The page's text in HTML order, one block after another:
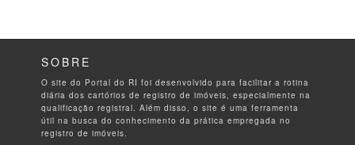
SOBRE
O site do Portal do RI foi desenvolvido para facilitar a rotina
diária dos cartórios de registro de imóveis, especialmente na
qualificação registral. Além disso, o site é uma ferramenta
útil na busca do conhecimento da prática empregada no
registro de imóveis.